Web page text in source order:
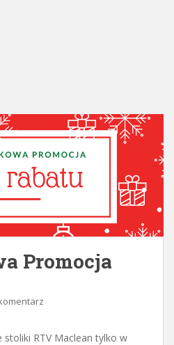
n
c
o
t
e
n
Promocja
stoliki RTV Maclean tylko w